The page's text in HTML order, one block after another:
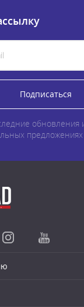
Подписаться
обновления